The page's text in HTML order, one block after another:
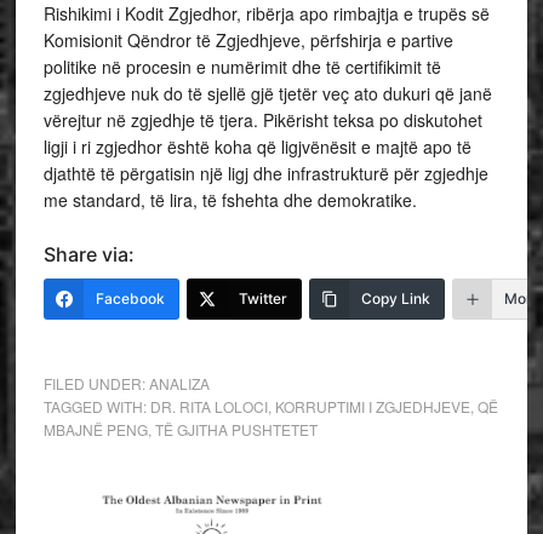
Rishikimi i Kodit Zgjedhor, ribërja apo rimbajtja e trupës së
Komisionit Qëndror të Zgjedhjeve, përfshirja e partive
politike në procesin e numërimit dhe të certifikimit të
zgjedhjeve nuk do të sjellë gjë tjetër veç ato dukuri që janë
vërejtur në zgjedhje të tjera. Pikërisht teksa po diskutohet
ligji i ri zgjedhor është koha që ligjvënësit e majtë apo të
djathtë të përgatisin një ligj dhe infrastrukturë për zgjedhje
me standard, të lira, të fshehta dhe demokratike.
Share via:
Facebook Twitter Copy Link More
FILED UNDER:ANALIZA
TAGGED WITH: DR. RITA LOLOCI, KORRUPTIMI I ZGJEDHJEVE QË
MBAJNË PENG, TË GJITHA PUSHTETET